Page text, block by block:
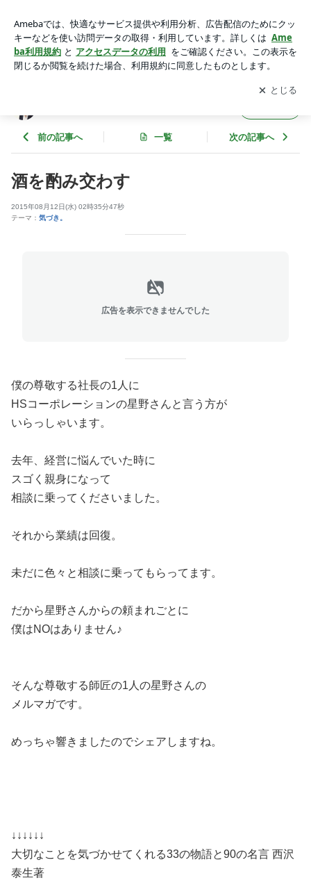
アプリをダウンロードして ブログの更新通知
を受け取りまし
ょう。
開く
前の記事へ 一覧 次の記事へ
酒を酌み交わす
2015年08月12日(水) 02時35分47秒
テーマ： 気づき。
広告を表示できませんでした
僕の尊敬する社長の1人に
HSコーポレーションの星野さんと言う方が
いらっしゃいます。
去年、経営に悩んでいた時に
スゴく親身になって
相談に乗ってくださいました。
それから業績は回復。
未だに色々と相談に乗ってもらってます。
だから星野さんからの頼まれごとに
僕はNOはありません♪
そんな尊敬する師匠の1人の星野さんの
メルマガです。
めっちゃ響きましたのでシェアしますね。
↓↓↓↓↓↓
大切なことを気づかせてくれる33の物語と90の名言 西沢
泰生著